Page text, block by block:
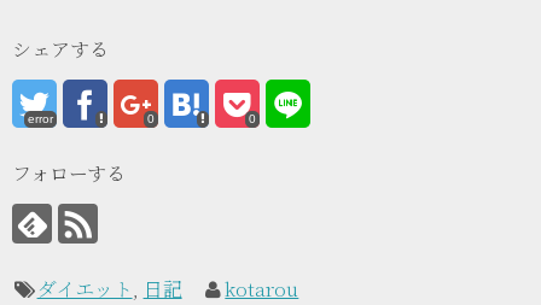
シェアする
error 0 0
フォローする
ダイエット, 日記 kotarou